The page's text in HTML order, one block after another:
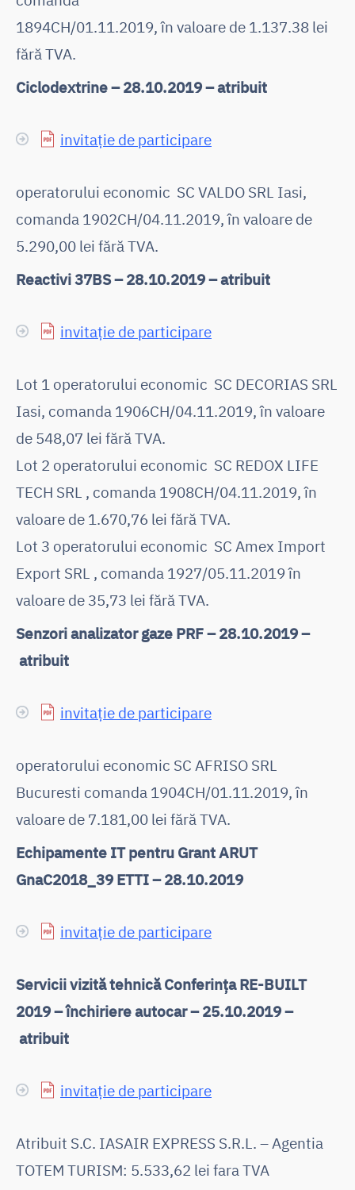
1894CH/01.11.2019, în valoare de 1.137.38 lei
fără TVA.
Ciclodextrine – 28.10.2019 – atribuit
invitație de participare
operatorului economic SC VALDO SRL Iasi,
comanda 1902CH/04.11.2019, în valoare de
5.290,00 lei fără TVA.
Reactivi 37BS – 28.10.2019 – atribuit
invitație de participare
Lot 1 operatorului economic SC DECORIAS SRL
Iasi, comanda 1906CH/04.11.2019, în valoare
de 548,07 lei fără TVA.
Lot 2 operatorului economic SC REDOX LIFE
TECH SRL , comanda 1908CH/04.11.2019, în
valoare de 1.670,76 lei fără TVA.
Lot 3 operatorului economic SC Amex Import
Export SRL , comanda 1927/05.11.2019 în
valoare de 35,73 lei fără TVA.
Senzori analizator gaze PRF – 28.10.2019 –
atribuit
invitație de participare
operatorului economic SC AFRISO SRL
Bucuresti comanda 1904CH/01.11.2019, în
valoare de 7.181,00 lei fără TVA.
Echipamente IT pentru Grant ARUT
GnaC2018_39 ETTI – 28.10.2019
invitație de participare
Servicii vizită tehnică Conferința RE-BUILT
2019 – închiriere autocar – 25.10.2019 –
atribuit
invitație de participare
Atribuit S.C. IASAIR EXPRESS S.R.L. – Agentia
TOTEM TURISM: 5.533,62 lei fara TVA